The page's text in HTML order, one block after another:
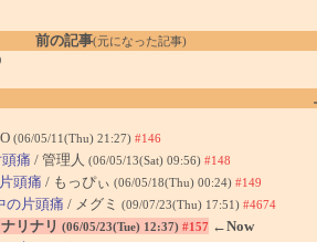
前の記事(元になった記事)
(06/05/11(Thu) 21:27) #146
痛 / 管理人 (06/05/13(Sat) 09:56) #148
頭痛 / もっぴぃ (06/05/18(Thu) 00:24) #149
の片頭痛 / メグミ (09/07/23(Thu) 17:51) #4674
リナリ (06/05/23(Tue) 12:37) #157 ←Now